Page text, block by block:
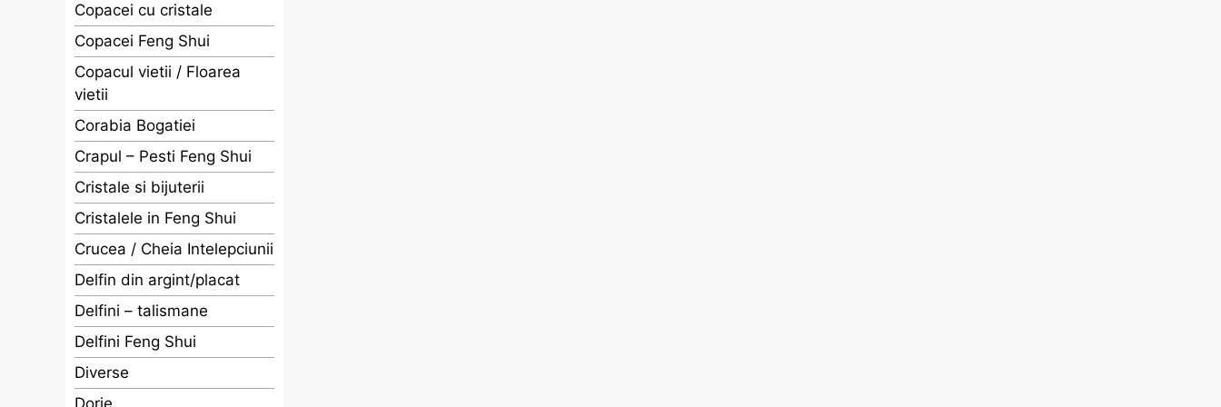
Copacei cu cristale
Copacei Feng Shui
Copacul vietii / Floarea
vietii
Corabia Bogatiei
Crapul – Pesti Feng Shui
Cristale si bijuterii
Cristalele in Feng Shui
Crucea / Cheia Intelepciunii
Delfin din argint/placat
Delfini – talismane
Delfini Feng Shui
Diverse
Dorje